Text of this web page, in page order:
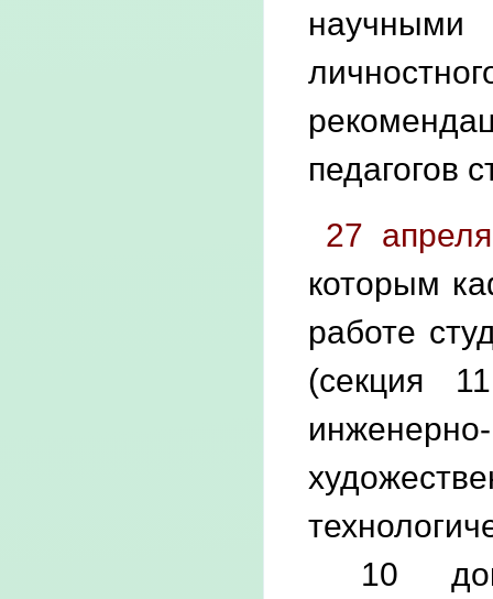
педагогов
27 апреля
которым
работе
(секция
инженерно-
10